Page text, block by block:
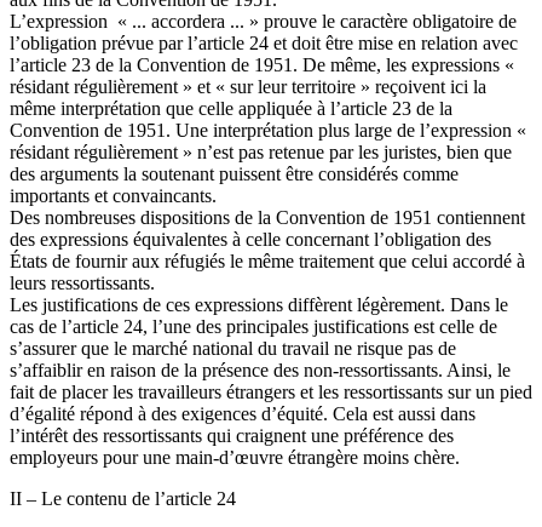
L’expression « ... accordera ... » prouve le caractère obligatoire de
l’obligation prévue par l’article 24 et doit être mise en relation avec
l’article 23 de la Convention de 1951. De même, les expressions «
résidant régulièrement » et « sur leur territoire » reçoivent ici la
même interprétation que celle appliquée à l’article 23 de la
Convention de 1951. Une interprétation plus large de l’expression «
résidant régulièrement » n’est pas retenue par les juristes, bien que
des arguments la soutenant puissent être considérés comme
importants et convaincants.
Des nombreuses dispositions de la Convention de 1951 contiennent
des expressions équivalentes à celle concernant l’obligation des
États de fournir aux réfugiés le même traitement que celui accordé à
leurs ressortissants.
Les justifications de ces expressions diffèrent légèrement. Dans le
cas de l’article 24, l’une des principales justifications est celle de
s’assurer que le marché national du travail ne risque pas de
s’affaiblir en raison de la présence des non-ressortissants. Ainsi, le
fait de placer les travailleurs étrangers et les ressortissants sur un pied
d’égalité répond à des exigences d’équité. Cela est aussi dans
l’intérêt des ressortissants qui craignent une préférence des
employeurs pour une main-d’œuvre étrangère moins chère.
II – Le contenu de l’article 24